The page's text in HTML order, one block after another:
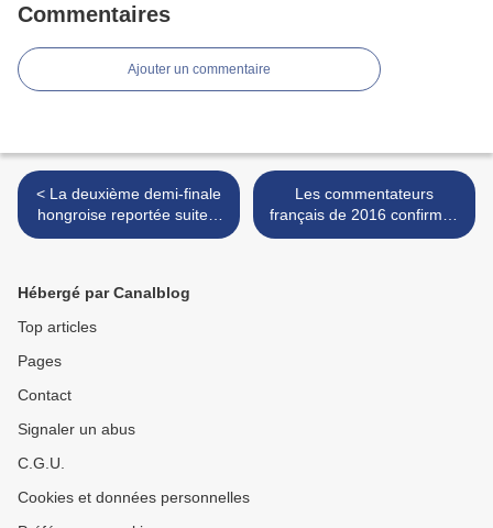
Commentaires
Ajouter un commentaire
< La deuxième demi-finale
hongroise reportée suite à
l'accident de bus de Vérone
Les commentateurs
français de 2016 confirmés
pour 2017 >
Hébergé par Canalblog
Top articles
Pages
Contact
Signaler un abus
C.G.U.
Cookies et données personnelles